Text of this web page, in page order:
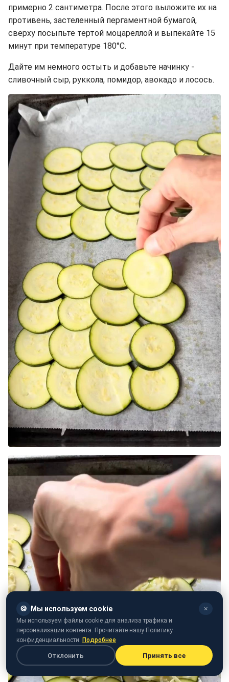
примерно 2 сантиметра. После этого выложите их на
противень, застеленный пергаментной бумагой,
сверху посыпьте тертой моцареллой и выпекайте 15
минут при температуре 180°C.
Дайте им немного остыть и добавьте начинку -
сливочный сыр, руккола, помидор, авокадо и лосось.
🍪 Мы используем cookie ✕
Мы используем файлы cookie для анализа трафика и
персонализации контента. Прочитайте нашу Политику
конфиденциальности. Подробнее
Отклонить Принять все